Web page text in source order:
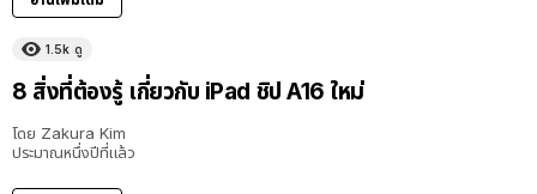
1.5k ดู
8 สิ่งที่ต้องรู้ เกี่ยวกับ iPad ชิป A16 ใหม่
โดย Zakura Kim
ประมาณหนึ่งปีที่แล้ว